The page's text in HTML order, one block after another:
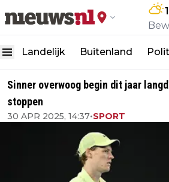
Landelijk Buitenland
Sinner overwoog begin dit jaar
stoppen
30 APR 2025, 14:37•SPORT